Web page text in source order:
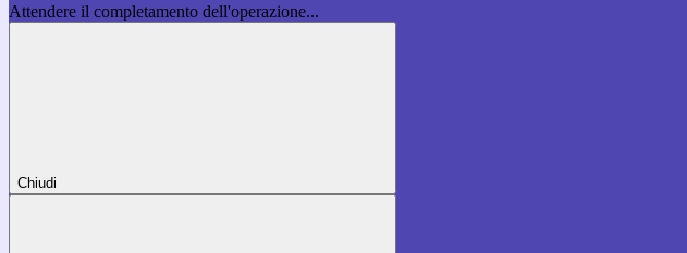
Attendere il completamento dell'operazione...
Chiudi